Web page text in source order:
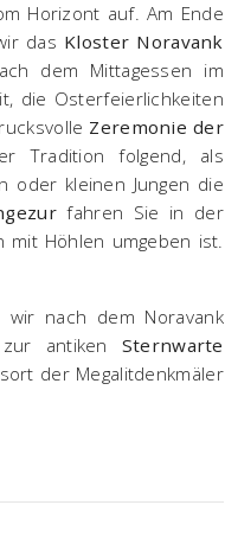
Horizont auf. Am Ende
das Kloster Noravank
dem Mittagessen im
die Osterfeierlichkeiten
Zeremonie der
Tradition folgend, als
oder kleinen Jungen die
fahren Sie in der
mit Höhlen umgeben ist.
nach dem Noravank
antiken Sternwarte
der Megalitdenkmäler